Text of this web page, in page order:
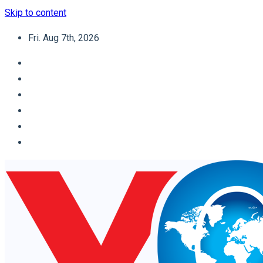
Skip to content
Fri. Aug 7th, 2026